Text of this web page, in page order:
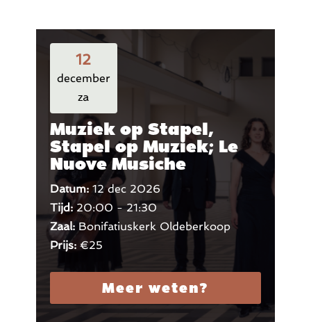
12
december
za
Muziek op Stapel,
Stapel op Muziek; Le
Nuove Musiche
Datum: 12 dec 2026
Tijd: 20:00 - 21:30
Zaal: Bonifatiuskerk Oldeberkoop
Prijs: €25
Meer weten?